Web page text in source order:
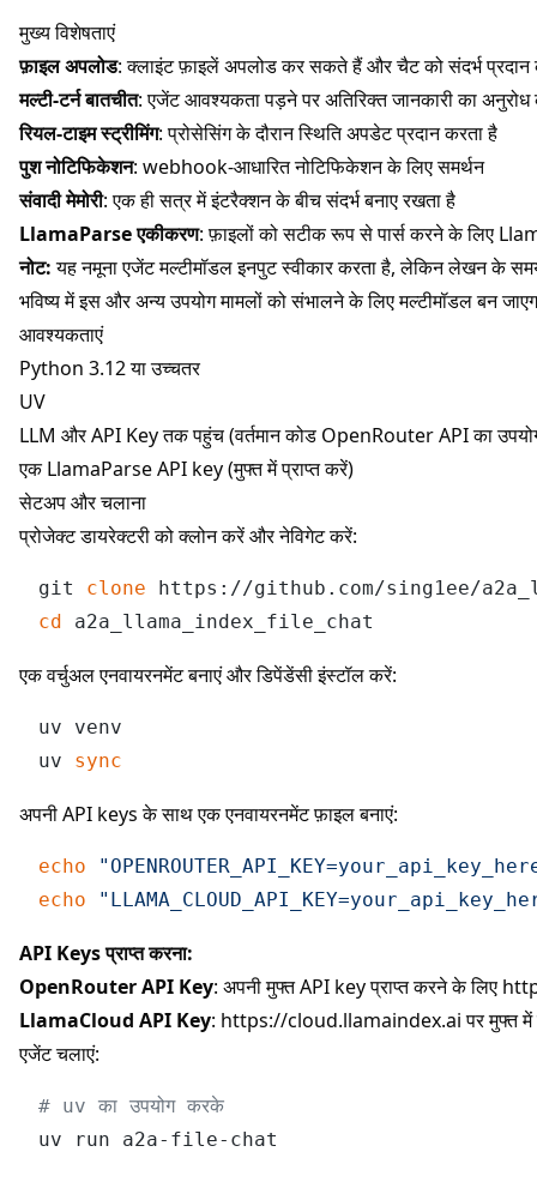
मुख्य विशेषताएं
फ़ाइल अपलोड: क्लाइंट फ़ाइलें अपलोड कर सकते हैं और चैट को संदर्भ
मल्टी-टर्न बातचीत: एजेंट आवश्यकता पड़ने पर अतिरिक्त जानकारी का
रियल-टाइम स्ट्रीमिंग: प्रोसेसिंग के दौरान स्थिति अपडेट प्रदान करता है
पुश नोटिफिकेशन: webhook-आधारित नोटिफिकेशन के लिए समर्थन
संवादी मेमोरी: एक ही सत्र में इंटरैक्शन के बीच संदर्भ बनाए रखता है
LlamaParse एकीकरण: फ़ाइलों को सटीक रूप से पार्स करने के लिए
नोट:यह नमूना एजेंट मल्टीमॉडल इनपुट स्वीकार करता है, लेकिन लेखन के
भविष्य में इस और अन्य उपयोग मामलों को संभालने के लिए मल्टीमॉडल बन
आवश्यकताएं
Python 3.12 या उच्चतर
UV
LLM और API Key तक पहुंच (वर्तमान कोड OpenRouter API का
एक LlamaParse API key (मुफ्त में प्राप्त करें)
सेटअप और चलाना
प्रोजेक्ट डायरेक्टरी को क्लोन करें और नेविगेट करें:
git clone
cd
एक वर्चुअल एनवायरनमेंट बनाएं और डिपेंडेंसी इंस्टॉल करें:
uv venv
uv sync
अपनी API keys के साथ एक एनवायरनमेंट फ़ाइल बनाएं:
echo
echo
API Keys प्राप्त करना:
OpenRouter API Key: अपनी मुफ्त API key प्राप्त करने के लिए
LlamaCloud API Key: https://cloud.llamaindex.aiपर मुफ्त में
एजेंट चलाएं:
# uv का उपयोग करके
uv run a2a-file-chat